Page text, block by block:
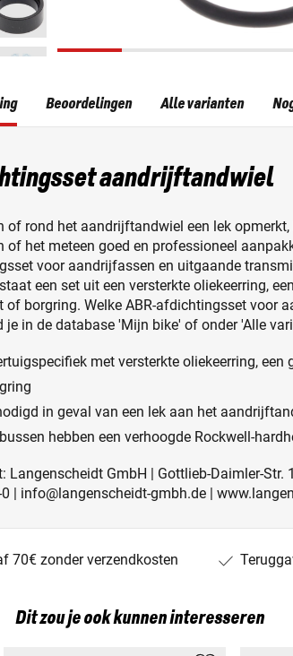
aandrijftandwiel
of rond het aandrijftandwiel een lek
of het meteen goed en professioneel
voor aandrijfassen en uitgaande
een set uit een versterkte oliekeerring,
of borgring. Welke ABR-afdichtingsset voor
je in de database 'Mijn bike' of onder 'Alle
met versterkte oliekeerring, een
in geval van een lek aan het
hebben een verhoogde Rockwell-
Langenscheidt GmbH | Gottlieb-Daimler-
| info@langenscheidt-gmbh.de |
Beoordelingen Alle varianten
70€ zonder verzendkosten
Dit zou je ook kunnen interesseren